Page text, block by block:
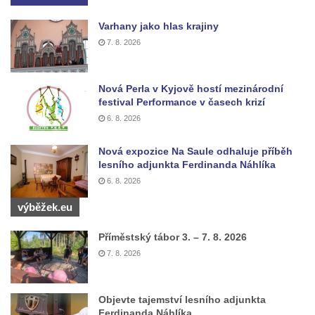
Kostel svatého Floriána v Podbradci
Kaple na západním okraji Ředhoště
Kostel svatého Jiljí v Ředhošti
Kaple severně od Ředhoště
Kostel Nanebevzetí Panny Marie v Horním
Jiřetíně
Kostel Nanebevzetí Panny Marie v
Postoloprtech
Hřbitovní kaple v Postoloprtech
Kostel svatého Jana Evangelisty v Malém
Březně
Kaple svatého Antonína Paduánského na
návsi ve Vysokém Březně
Bývalá kaple svatých Jana a Pavla v
Nemilkově
Varhany jako hlas krajiny
7. 8. 2026
Nová Perla v Kyjově hostí mezinárodní
festival Performance v časech krizí
6. 8. 2026
Nová expozice Na Saule odhaluje příběh
lesního adjunkta Ferdinanda Náhlíka
6. 8. 2026
výběžek.eu
Příměstský tábor 3. – 7. 8. 2026
7. 8. 2026
Objevte tajemství lesního adjunkta